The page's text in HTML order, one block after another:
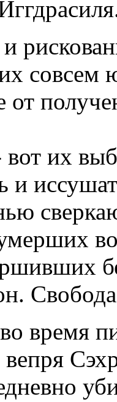
совсем
от
их
и
время